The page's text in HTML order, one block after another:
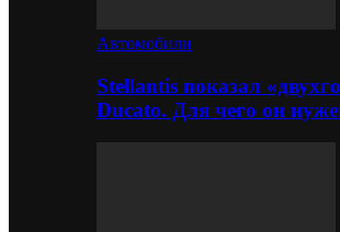
Автомобили
Stellantis показал
Ducato. Для чего он